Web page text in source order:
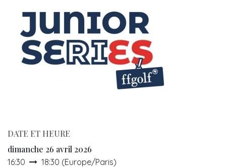
DATE ET HEURE
dimanche 26 avril 2026
16:30 18:30 (Europe/Paris)